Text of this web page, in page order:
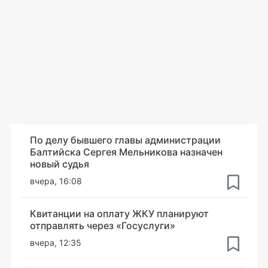
По делу бывшего главы администрации
Балтийска Сергея Мельникова назначен
новый судья
вчера, 16:08
Квитанции на оплату ЖКУ планируют
отправлять через «Госуслуги»
вчера, 12:35